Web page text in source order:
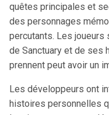
quêtes principales et
des personnages
percutants. Les
de Sanctuary et de ses
prennent peut avoir un
Les développeurs ont
histoires personnelles